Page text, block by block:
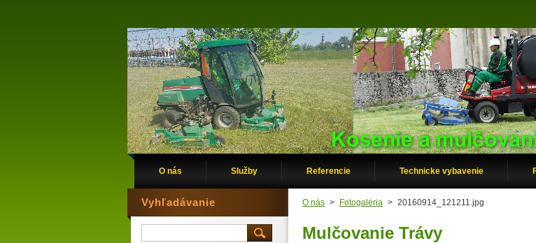
O nás Služby Referencie Technicke vybavenie
O nás > Fotogaléria > 20160914_121211.jpg
Mulčovanie Trávy
Vyhľadávanie